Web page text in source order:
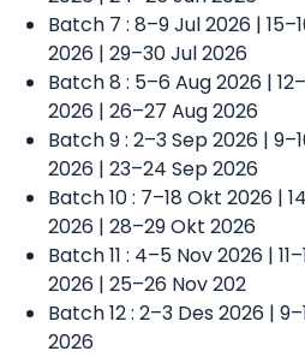
Batch 7 : 8–9 Jul 2026 |
2026 | 29–30 Jul 2026
Batch 8 : 5–6 Aug 2026 |
2026 | 26–27 Aug 2026
Batch 9 : 2–3 Sep 2026 |
2026 | 23–24 Sep 2026
Batch 10 : 7–18 Okt 2026 |
2026 | 28–29 Okt 2026
Batch 11 : 4–5 Nov 2026 |
2026 | 25–26 Nov 202
Batch 12 : 2–3 Des 2026 |
2026